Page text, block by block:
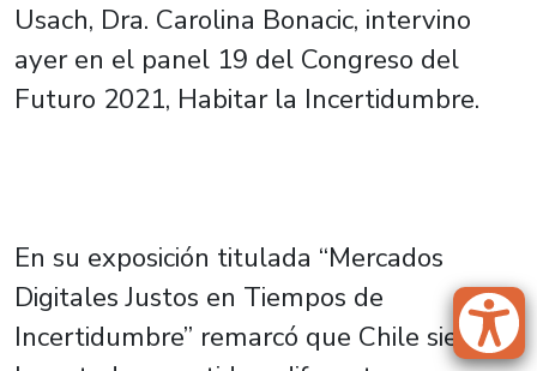
Usach, Dra. Carolina Bonacic, intervino
ayer en el panel 19 del Congreso del
Futuro 2021, Habitar la Incertidumbre.
En su exposición titulada “Mercados
Digitales Justos en Tiempos de
Incertidumbre” remarcó que Chile siempre